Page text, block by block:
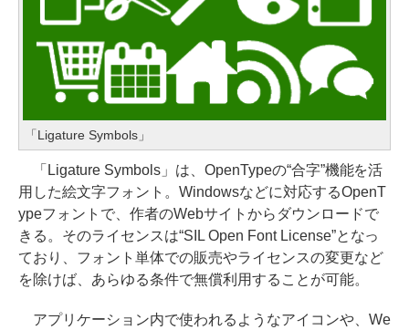
「Ligature Symbols」
「Ligature Symbols」は、OpenTypeの“合字”機能を活
用した絵文字フォント。Windowsなどに対応するOpenT
ypeフォントで、作者のWebサイトからダウンロードで
きる。そのライセンスは“SIL Open Font License”となっ
ており、フォント単体での販売やライセンスの変更など
を除けば、あらゆる条件で無償利用することが可能。
アプリケーション内で使われるようなアイコンや、We